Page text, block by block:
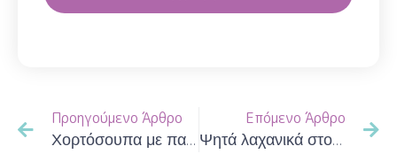
Προηγούμενο Άρθρο
Χορτόσουπα με πατάτα, καλαμπόκι και αρακά.
Επόμενο Άρθρο
Ψητά λαχανικά στο φούρνο σε κυβάκια